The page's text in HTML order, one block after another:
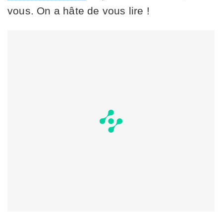
vous. On a hâte de vous lire !